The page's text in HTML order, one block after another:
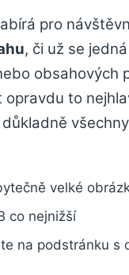
pro
, či už se
obsahových
to
velké
co nejnižší
na podstránku